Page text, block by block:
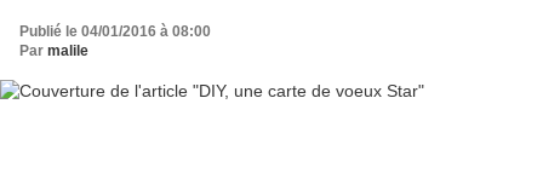
Publié le 04/01/2016 à 08:00
Par malile